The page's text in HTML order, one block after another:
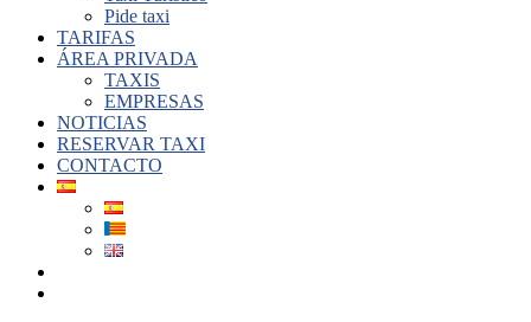
Pide taxi
TARIFAS
ÁREA PRIVADA
TAXIS
EMPRESAS
NOTICIAS
RESERVAR TAXI
CONTACTO